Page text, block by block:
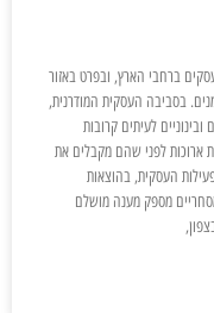
ברחבי הארץ, ובפרט באזור
בסביבה העסקית המודרנית,
לעיתים קרובות
ארוכות לפני שהם מקבלים את
העסקית, בהוצאות
מספק מענה מושלם